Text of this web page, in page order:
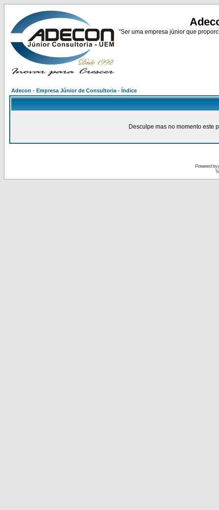
"Ser uma empresa júnior que
Adecon - Empresa Júnior de Consultoria - Índice
Desculpe mas no momento este
Powered by